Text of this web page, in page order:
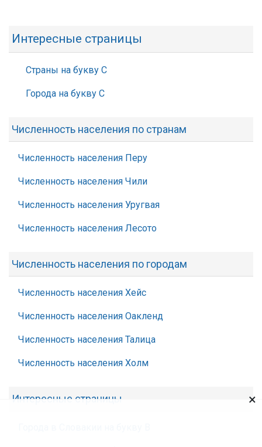
Интересные страницы
Страны на букву С
Города на букву С
Численность населения по странам
Численность населения Перу
Численность населения Чили
Численность населения Уругвая
Численность населения Лесото
Численность населения по городам
Численность населения Хейс
Численность населения Оакленд
Численность населения Талица
Численность населения Холм
Интересные страницы ×